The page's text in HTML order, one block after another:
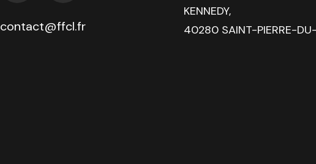
contact@ffcl.fr
KENNEDY,
40280 SAINT-PIERRE-